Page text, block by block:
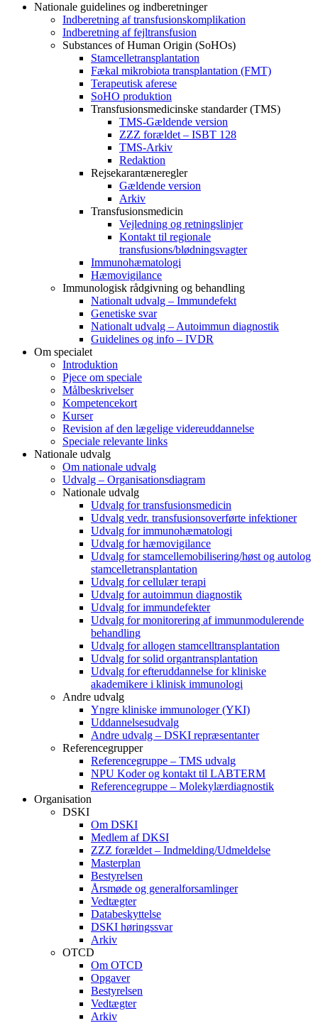
Nationale guidelines og indberetninger
Indberetning af transfusionskomplikation
Indberetning af fejltransfusion
Substances of Human Origin (SoHOs)
Stamcelletransplantation
Fækal mikrobiota transplantation (FMT)
Terapeutisk aferese
SoHO produktion
Transfusionsmedicinske standarder (TMS)
TMS-Gældende version
ZZZ forældet – ISBT 128
TMS-Arkiv
Redaktion
Rejsekarantæneregler
Gældende version
Arkiv
Transfusionsmedicin
Vejledning og retningslinjer
Kontakt til regionale
transfusions/blødningsvagter
Immunohæmatologi
Hæmovigilance
Immunologisk rådgivning og behandling
Nationalt udvalg – Immundefekt
Genetiske svar
Nationalt udvalg – Autoimmun diagnostik
Guidelines og info – IVDR
Om specialet
Introduktion
Pjece om speciale
Målbeskrivelser
Kompetencekort
Kurser
Revision af den lægelige videreuddannelse
Speciale relevante links
Nationale udvalg
Om nationale udvalg
Udvalg – Organisationsdiagram
Nationale udvalg
Udvalg for transfusionsmedicin
Udvalg vedr. transfusionsoverførte infektioner
Udvalg for immunohæmatologi
Udvalg for hæmovigilance
Udvalg for stamcellemobilisering/høst og autolog
stamcelletransplantation
Udvalg for cellulær terapi
Udvalg for autoimmun diagnostik
Udvalg for immundefekter
Udvalg for monitorering af immunmodulerende
behandling
Udvalg for allogen stamcelltransplantation
Udvalg for solid organtransplantation
Udvalg for efteruddannelse for kliniske
akademikere i klinisk immunologi
Andre udvalg
Yngre kliniske immunologer (YKI)
Uddannelsesudvalg
Andre udvalg – DSKI repræsentanter
Referencegrupper
Referencegruppe – TMS udvalg
NPU Koder og kontakt til LABTERM
Referencegruppe – Molekylærdiagnostik
Organisation
DSKI
Om DSKI
Medlem af DKSI
ZZZ forældet – Indmelding/Udmeldelse
Masterplan
Bestyrelsen
Årsmøde og generalforsamlinger
Vedtægter
Databeskyttelse
DSKI høringssvar
Arkiv
OTCD
Om OTCD
Opgaver
Bestyrelsen
Vedtægter
Arkiv